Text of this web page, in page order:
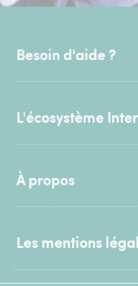
Besoin d'aide ?
L'écosystème
À propos
Les mentions